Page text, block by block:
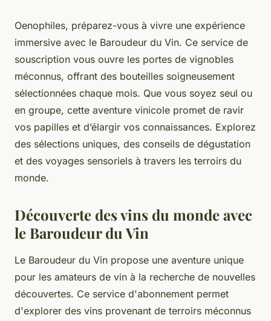
Oenophiles, préparez-vous à vivre une expérience
immersive avec le Baroudeur du Vin. Ce service de
souscription vous ouvre les portes de vignobles
méconnus, offrant des bouteilles soigneusement
sélectionnées chaque mois. Que vous soyez seul ou
en groupe, cette aventure vinicole promet de ravir
vos papilles et d’élargir vos connaissances. Explorez
des sélections uniques, des conseils de dégustation
et des voyages sensoriels à travers les terroirs du
monde.
Découverte des vins du monde avec
le Baroudeur du Vin
Le Baroudeur du Vin propose une aventure unique
pour les amateurs de vin à la recherche de nouvelles
découvertes. Ce service d'abonnement permet
d'explorer des vins provenant de terroirs méconnus